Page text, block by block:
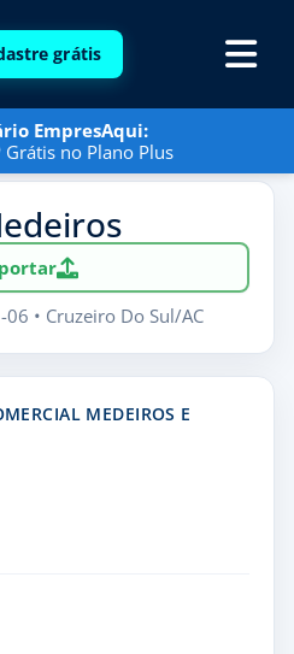
grátis
EmpresAqui:
Grátis no Plano Plus
• Cruzeiro Do Sul/AC
MEDEIROS E